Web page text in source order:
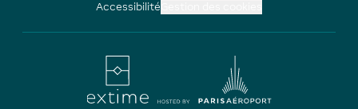
Accessibilité